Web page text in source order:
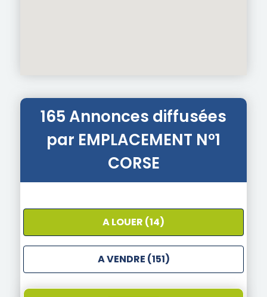
165 Annonces diffusées
par EMPLACEMENT N°1
CORSE
A LOUER (14)
A VENDRE (151)